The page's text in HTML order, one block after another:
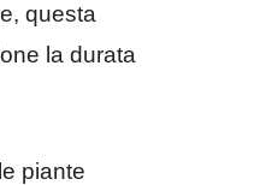
questa
la durata
piante